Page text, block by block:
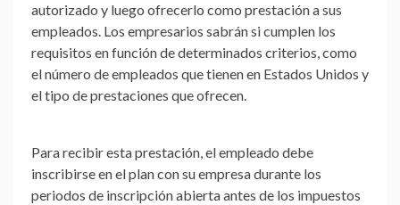
autorizado y luego ofrecerlo como prestación a sus
empleados. Los empresarios sabrán si cumplen los
requisitos en función de determinados criterios, como
el número de empleados que tienen en Estados Unidos y
el tipo de prestaciones que ofrecen.
Para recibir esta prestación, el empleado debe
inscribirse en el plan con su empresa durante los
periodos de inscripción abierta antes de los impuestos